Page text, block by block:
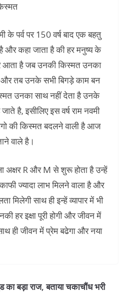
के पर्व पर 150 वर्ष बाद एक बहतु
और कहा जाता है की हर मनुष्य के
है जब उनकी किस्मत उनका
तब उनके सभी बिगड़े काम बन
उनका साथ नहीं देता है उनके
है, इसीलिए इस वर्ष राम नवमी
की किस्मत बदलने वाली है आज
वाले है।
अक्षर R और M से शुरू होता है उन्हें
ज्यादा लाभ मिलने वाला है और
मिलेगी साथ ही इन्हें व्यापार में भी
हर इक्षा पूरी होगी और जीवन में
ही जीवन में प्रेम बढेगा और नया
का बड़ा राज, बताया चकाचौंध भरी